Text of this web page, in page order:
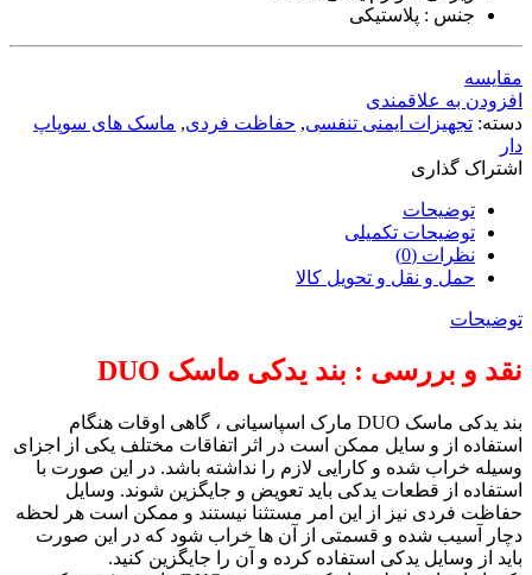
جنس : پلاستیکی
مقایسه
افزودن به علاقمندی
دسته: تجهیزات ایمنی تنفسی, حفاظت فردی, ماسک های سوپاپ
دار
اشتراک گذاری
توضیحات
توضیحات تکمیلی
نظرات (0)
حمل و نقل و تحویل کالا
توضیحات
نقد و بررسی : بند یدکی ماسک DUO
بند یدکی ماسک DUO مارک اسپاسیانی ، گاهی اوقات هنگام
استفاده از و سایل ممکن است در اثر اتفاقات مختلف یکی از اجزای
وسیله خراب شده و کارایی لازم را نداشته باشد. در این صورت با
استفاده از قطعات یدکی باید تعویض و جایگزین شوند. وسایل
حفاظت فردی نیز از این امر مستثنا نیستند و ممکن است هر لحظه
دچار آسیب شده و قسمتی از آن ها خراب شود که در این صورت
باید از وسایل یدکی استفاده کرده و آن را جایگزین کنید.